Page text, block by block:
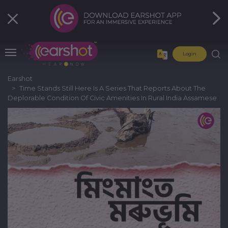
Login
Earshot
Time Stands Still Here Is A Series That Reports About The
Deplorable Condition Of Civic Amenities In Rural India Assamese